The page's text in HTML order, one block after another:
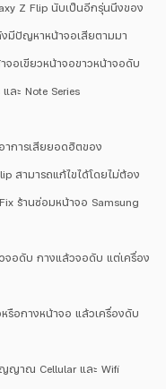
มีปัญหาหน้าจอเสียตามมา
จอเขียวหน้าจอขาวหน้าจอดับ
ละ Note Series
สามารถแก้ไขได้โดยไม่ต้อง
ร้านซ่อมหน้าจอ Samsung
ญาณ Cellular และ Wifi